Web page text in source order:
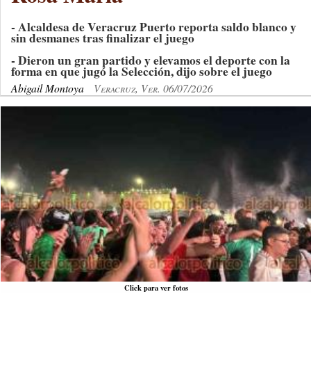
- Alcaldesa de Veracruz Puerto reporta saldo blanco y
sin desmanes tras finalizar el juego
- Dieron un gran partido y elevamos el deporte con la
forma en que jugó la Selección, dijo sobre el juego
Abigail Montoya Veracruz, Ver. 06/07/2026
Click para ver fotos